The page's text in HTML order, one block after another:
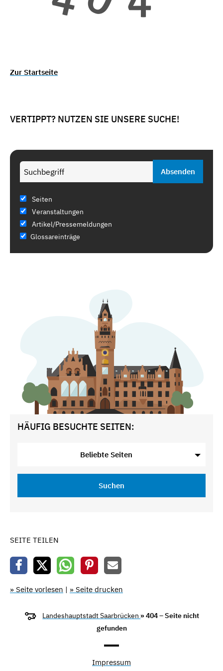
Zur Startseite
VERTIPPT? NUTZEN SIE UNSERE SUCHE!
Seiten
Veranstaltungen
Artikel/Pressemeldungen
Glossareinträge
HÄUFIG BESUCHTE SEITEN:
Beliebte Seiten
Suchen
SEITE TEILEN
» Seite vorlesen | » Seite drucken
Landeshauptstadt Saarbrücken » 404 – Seite nicht
gefunden
Impressum